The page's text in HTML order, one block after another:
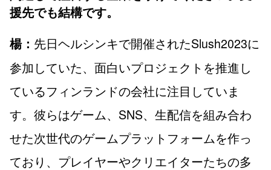
援先でも結構です。
楊： 先日ヘルシンキで開催されたSlush2023に
参加していた、面白いプロジェクトを推進し
ているフィンランドの会社に注目していま
す。彼らはゲーム、SNS、生配信を組み合わ
せた次世代のゲームプラットフォームを作っ
ており、プレイヤーやクリエイターたちの多